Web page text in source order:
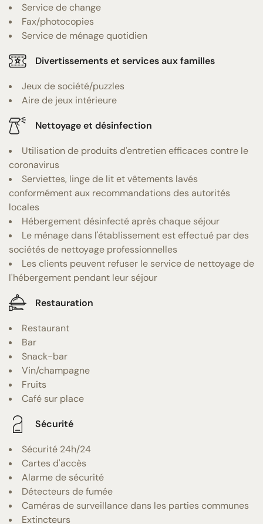
Service de change
Fax/photocopies
Service de ménage quotidien
Divertissements et services aux familles
Jeux de société/puzzles
Aire de jeux intérieure
Nettoyage et désinfection
Utilisation de produits d'entretien efficaces contre le
coronavirus
Serviettes, linge de lit et vêtements lavés
conformément aux recommandations des autorités
locales
Hébergement désinfecté après chaque séjour
Le ménage dans l'établissement est effectué par des
sociétés de nettoyage professionnelles
Les clients peuvent refuser le service de nettoyage de
l'hébergement pendant leur séjour
Restauration
Restaurant
Bar
Snack-bar
Vin/champagne
Fruits
Café sur place
Sécurité
Sécurité 24h/24
Cartes d'accès
Alarme de sécurité
Détecteurs de fumée
Caméras de surveillance dans les parties communes
Extincteurs